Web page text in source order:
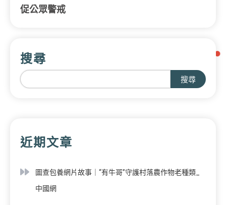
促公眾警戒
搜尋
搜尋
近期文章
圖查包養網片故事｜“有牛哥”守護村落農作物老種類_
中國網